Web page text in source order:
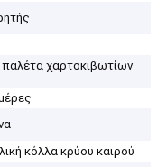
χαρτοκιβωτίων
κόλλα κρύου καιρού